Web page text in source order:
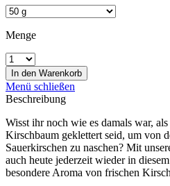
Menge
In den Warenkorb
Menü schließen
Beschreibung
Wisst ihr noch wie es damals war,
Kirschbaum geklettert seid, um von
Sauerkirschen zu naschen? Mit
auch heute jederzeit wieder in
besondere Aroma von frischen